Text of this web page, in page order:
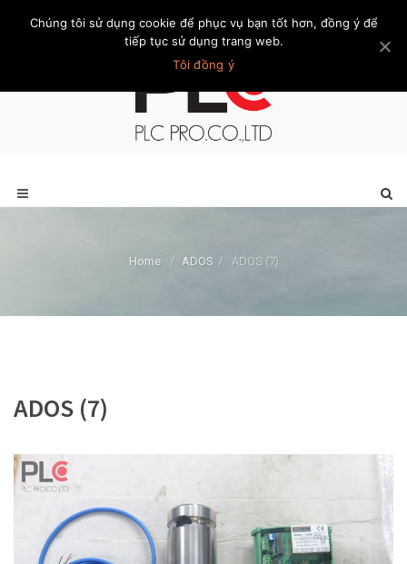
Trang chủ Giới thiệu Khách hàng Liên hệ Thành viên
Home / ADOS / ADOS (7)
ADOS (7)
Chúng tôi sử dụng cookie để phục vụ bạn tốt hơn, đồng ý để
tiếp tục sử dụng trang web.
Tôi đồng ý